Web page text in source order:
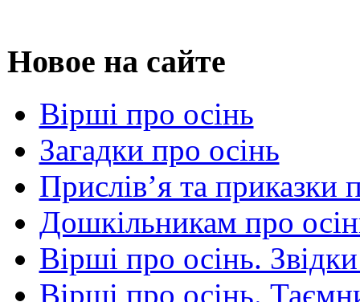
Новое на сайте
Вірші про осінь
Загадки про осінь
Прислів’я та приказки
Дошкільникам про
Вірші про осінь.
Вірші про осінь.